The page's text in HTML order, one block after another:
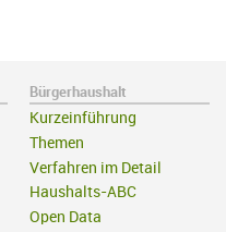
Bürgerhaushalt
Kurzeinführung
Themen
Verfahren im Detail
Haushalts-ABC
Open Data